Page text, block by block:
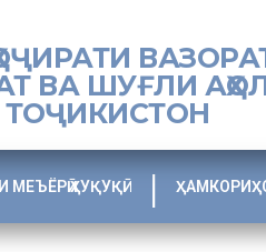
ВА ШУҒЛИ
ТОҶИКИСТОН
ҲУҚУҚӢ